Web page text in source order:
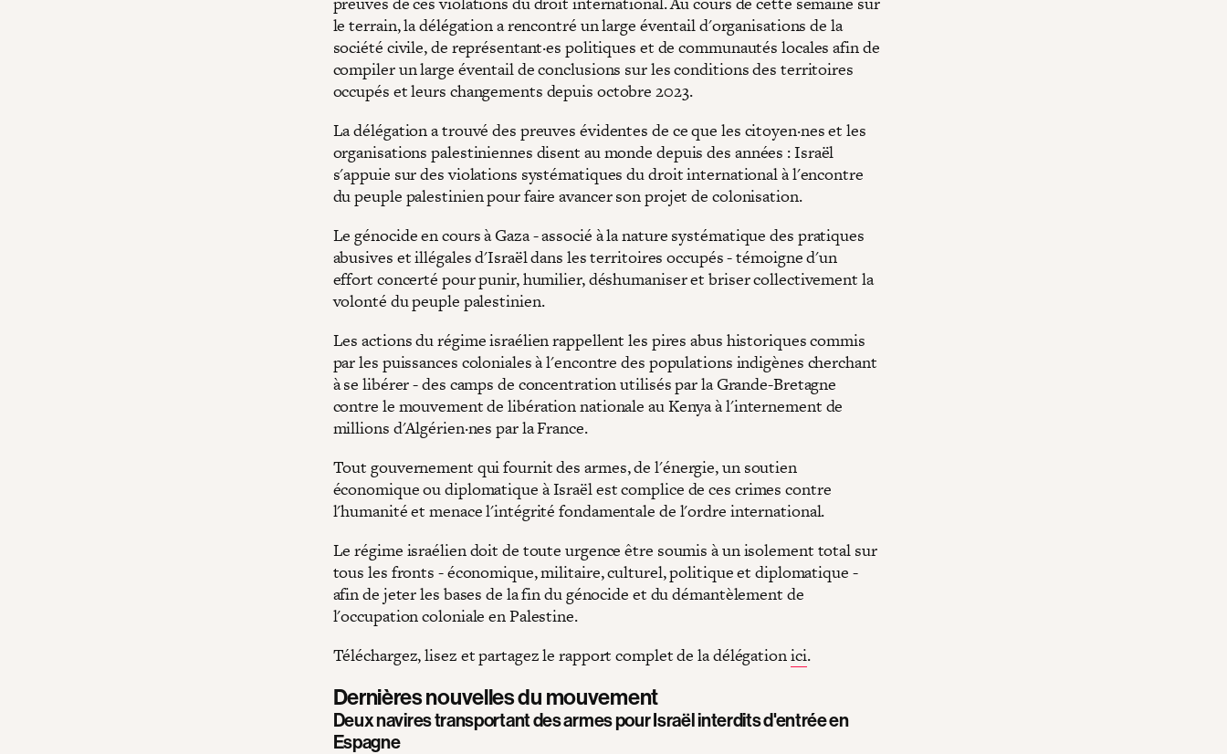
le terrain, la délégation a rencontré un large éventail d'organisations de la
société civile, de représentant·es politiques et de communautés locales afin de
compiler un large éventail de conclusions sur les conditions des territoires
occupés et leurs changements depuis octobre 2023.
La délégation a trouvé des preuves évidentes de ce que les citoyen·nes et les
organisations palestiniennes disent au monde depuis des années : Israël
s'appuie sur des violations systématiques du droit international à l'encontre
du peuple palestinien pour faire avancer son projet de colonisation.
Le génocide en cours à Gaza - associé à la nature systématique des pratiques
abusives et illégales d'Israël dans les territoires occupés - témoigne d'un
effort concerté pour punir, humilier, déshumaniser et briser collectivement la
volonté du peuple palestinien.
Les actions du régime israélien rappellent les pires abus historiques commis
par les puissances coloniales à l'encontre des populations indigènes cherchant
à se libérer - des camps de concentration utilisés par la Grande-Bretagne
contre le mouvement de libération nationale au Kenya à l'internement de
millions d'Algérien·nes par la France.
Tout gouvernement qui fournit des armes, de l'énergie, un soutien
économique ou diplomatique à Israël est complice de ces crimes contre
l'humanité et menace l'intégrité fondamentale de l'ordre international.
Le régime israélien doit de toute urgence être soumis à un isolement total sur
tous les fronts - économique, militaire, culturel, politique et diplomatique -
afin de jeter les bases de la fin du génocide et du démantèlement de
l'occupation coloniale en Palestine.
Téléchargez, lisez et partagez le rapport complet de la délégationici.
Dernières nouvelles du mouvement
Deux navires transportant des armes pour Israël interdits d'entrée en
Espagne